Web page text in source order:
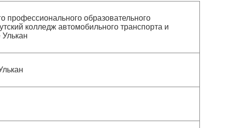
профессионального образовательного
колледж автомобильного транспорта и
Улькан